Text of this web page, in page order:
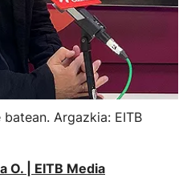
Argazkia: EITB
O. | EITB Media